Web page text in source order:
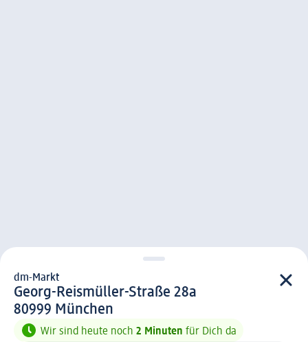
d m-Markt
dm-Markt
Georg-Reismüller-Straße 28a
8 0 9 9 9
80999 München
Wir sind heute noch 2 Minuten für Dich da